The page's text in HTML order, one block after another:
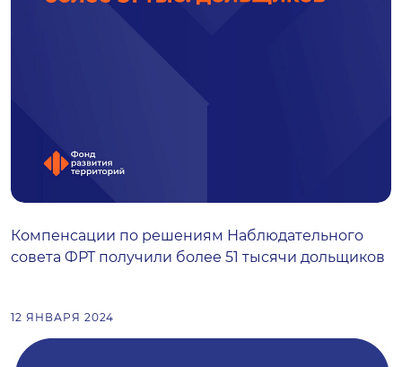
Компенсации по решениям Наблюдательного
совета ФРТ получили более 51 тысячи дольщиков
12 ЯНВАРЯ 2024